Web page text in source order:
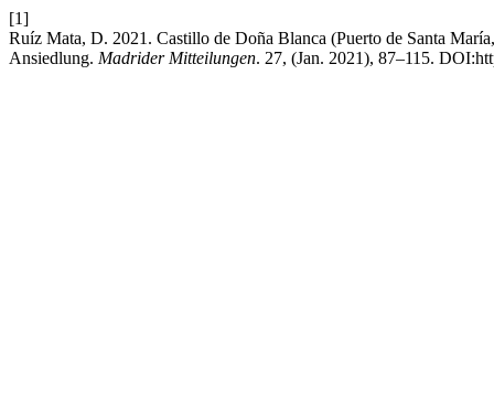
[1]
Ruíz Mata, D. 2021. Castillo de Doña Blanca (Puerto de Santa
Ansiedlung. Madrider Mitteilungen. 27, (Jan. 2021), 87–115.